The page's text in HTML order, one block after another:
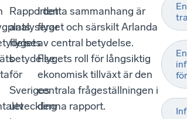
Rapporten
analyserar
flygets
betydelse
för
Sveriges
utveckling
I detta sammanhang är
flyget och särskilt Arlanda
av central betydelse.
Flygets roll för långsiktig
ekonomisk tillväxt är den
centrala frågeställningen i
denna rapport.
En